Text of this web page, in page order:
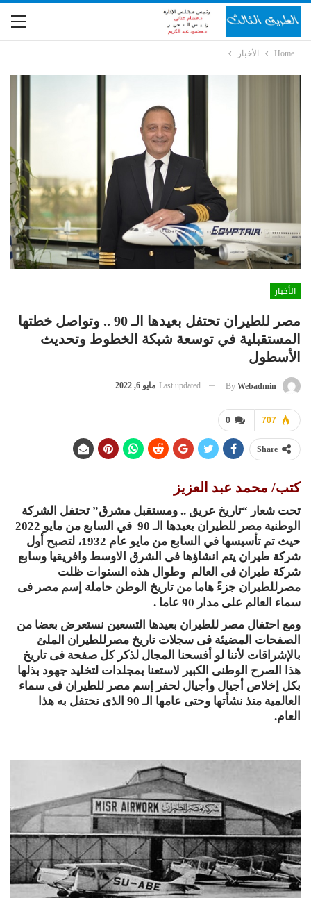
Home الأخبار
الأخبار
مصر للطيران تحتفل بعيدها الـ 90 .. وتواصل خطتها
المستقبلية في توسعة شبكة الخطوط وتحديث
الأسطول
By Webadmin
Last updated مايو 6, 2022
0 707
Share
كتب/ محمد عبد العزيز
تحت شعار “تاريخ عريق .. ومستقبل مشرق” تحتفل الشركة
الوطنية مصر للطيران بعيدها الـ 90 في السابع من مايو 2022
حيث تم تأسيسها في السابع من مايو عام 1932، لتصبح أول
شركة طيران يتم انشاؤها فى الشرق الاوسط وافريقيا وسابع
شركة طيران فى العالم وطوال هذه السنوات ظلت
مصرللطيران جزءً هاما من تاريخ الوطن حاملة إسم مصر فى
سماء العالم على مدار 90 عاما .
ومع احتفال مصر للطيران بعيدها التسعين نستعرض بعضا من
الصفحات المضيئة فى سجلات تاريخ مصرللطيران الملئ
بالإشراقات لأننا لو أفسحنا المجال لذكر كل صفحة فى تاريخ
هذا الصرح الوطنى الكبير لاستعنا بمجلدات لتخليد جهود بذلها
بكل إخلاص أجيال وأجيال لحفر إسم مصر للطيران فى سماء
العالمية منذ نشأتها وحتى عامها الـ 90 الذى نحتفل به هذا
العام.